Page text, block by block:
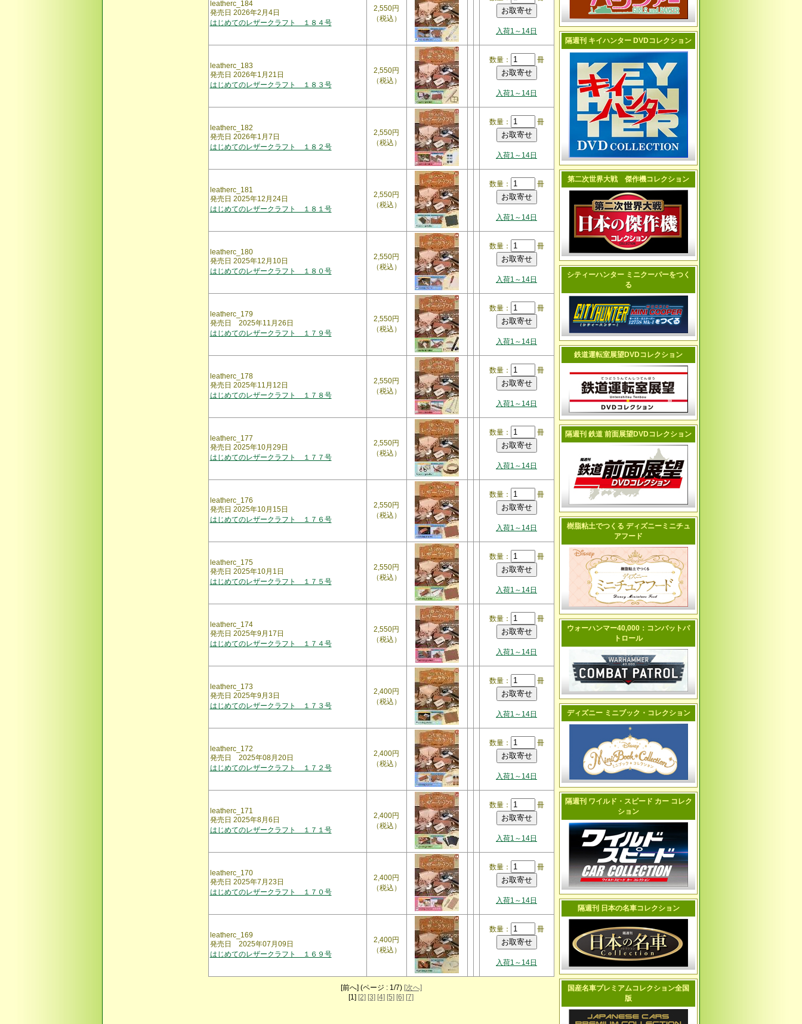
leatherc_184
発売日 2026年2月4日
はじめてのレザークラフト １８４号
2,550円
（税込）
入荷1～14日
leatherc_183
発売日 2026年1月21日
はじめてのレザークラフト １８３号
2,550円
（税込）
数量： 冊
入荷1～14日
leatherc_182
発売日 2026年1月7日
はじめてのレザークラフト １８２号
2,550円
（税込）
数量： 冊
入荷1～14日
leatherc_181
発売日 2025年12月24日
はじめてのレザークラフト １８１号
2,550円
（税込）
数量： 冊
入荷1～14日
leatherc_180
発売日 2025年12月10日
はじめてのレザークラフト １８０号
2,550円
（税込）
数量： 冊
入荷1～14日
leatherc_179
発売日 2025年11月26日
はじめてのレザークラフト １７９号
2,550円
（税込）
数量： 冊
入荷1～14日
leatherc_178
発売日 2025年11月12日
はじめてのレザークラフト １７８号
2,550円
（税込）
数量： 冊
入荷1～14日
leatherc_177
発売日 2025年10月29日
はじめてのレザークラフト １７７号
2,550円
（税込）
数量： 冊
入荷1～14日
leatherc_176
発売日 2025年10月15日
はじめてのレザークラフト １７６号
2,550円
（税込）
数量： 冊
入荷1～14日
leatherc_175
発売日 2025年10月1日
はじめてのレザークラフト １７５号
2,550円
（税込）
数量： 冊
入荷1～14日
leatherc_174
発売日 2025年9月17日
はじめてのレザークラフト １７４号
2,550円
（税込）
数量： 冊
入荷1～14日
leatherc_173
発売日 2025年9月3日
はじめてのレザークラフト １７３号
2,400円
（税込）
数量： 冊
入荷1～14日
leatherc_172
発売日 2025年08月20日
はじめてのレザークラフト １７２号
2,400円
（税込）
数量： 冊
入荷1～14日
leatherc_171
発売日 2025年8月6日
はじめてのレザークラフト １７１号
2,400円
（税込）
数量： 冊
入荷1～14日
leatherc_170
発売日 2025年7月23日
はじめてのレザークラフト １７０号
2,400円
（税込）
数量： 冊
入荷1～14日
leatherc_169
発売日 2025年07月09日
はじめてのレザークラフト １６９号
2,400円
（税込）
数量： 冊
入荷1～14日
[前へ] (ページ : 1/7) [次へ]
[1] [2] [3] [4] [5] [6] [7]
隔週刊 キイハンター DVDコレクション
第二次世界大戦 傑作機コレクション
シティーハンター ミニクーパーをつく
る
鉄道運転室展望DVDコレクション
隔週刊 鉄道 前面展望DVDコレクション
樹脂粘土でつくる ディズニーミニチュ
アフード
ウォーハンマー40,000：コンバットパ
トロール
ディズニー ミニブック・コレクション
隔週刊 ワイルド・スピード カー コレク
ション
隔週刊 日本の名車コレクション
国産名車プレミアムコレクション全国
版